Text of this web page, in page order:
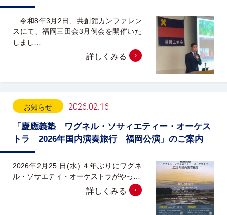
令和8年3月2日、共創館カンファレン
スにて、福岡三田会3月例会を開催いた
しまし…
詳しくみる
お知らせ 2026.02.16
「慶應義塾 ワグネル・ソサィエティー・オーケス
トラ 2026年国内演奏旅行 福岡公演」のご案内
2026年2月25 日(水) ４年ぶりにワグネ
ル・ソサエティ・オーケストラがやっ…
詳しくみる